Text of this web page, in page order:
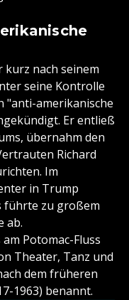
kurz nach seinem
seine Kontrolle
"anti-amerikanische
Er entließ
übernahm den
Richard
Im
in Trump
führte zu großem
ab.
Potomac-Fluss
Theater, Tanz und
dem früheren
1963) benannt.